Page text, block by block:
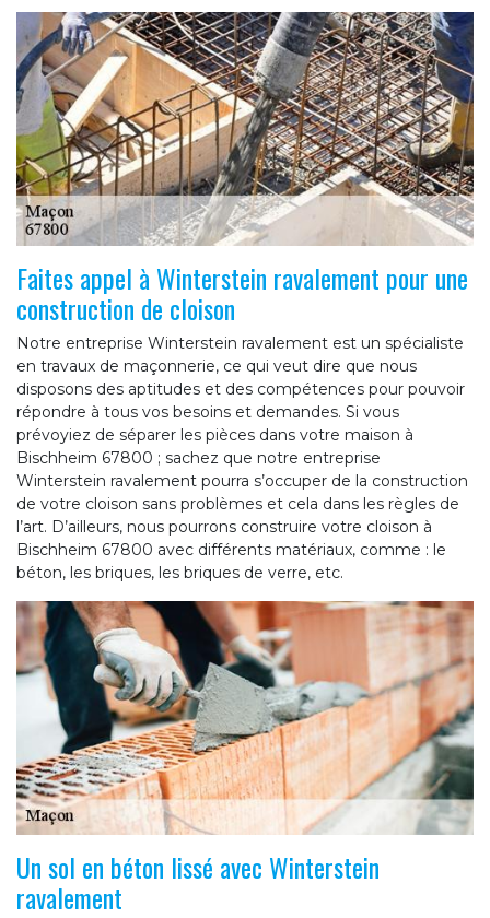
Faites appel à Winterstein ravalement pour une
construction de cloison
Notre entreprise Winterstein ravalement est un spécialiste
en travaux de maçonnerie, ce qui veut dire que nous
disposons des aptitudes et des compétences pour pouvoir
répondre à tous vos besoins et demandes. Si vous
prévoyiez de séparer les pièces dans votre maison à
Bischheim 67800 ; sachez que notre entreprise
Winterstein ravalement pourra s’occuper de la construction
de votre cloison sans problèmes et cela dans les règles de
l’art. D’ailleurs, nous pourrons construire votre cloison à
Bischheim 67800 avec différents matériaux, comme : le
béton, les briques, les briques de verre, etc.
Un sol en béton lissé avec Winterstein
ravalement